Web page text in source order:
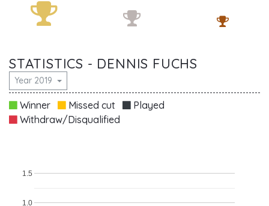
STATISTICS - DENNIS FUCHS
Year 2019
Winner Missed cut
Played
Withdraw/Disqualified
1.0
1.5